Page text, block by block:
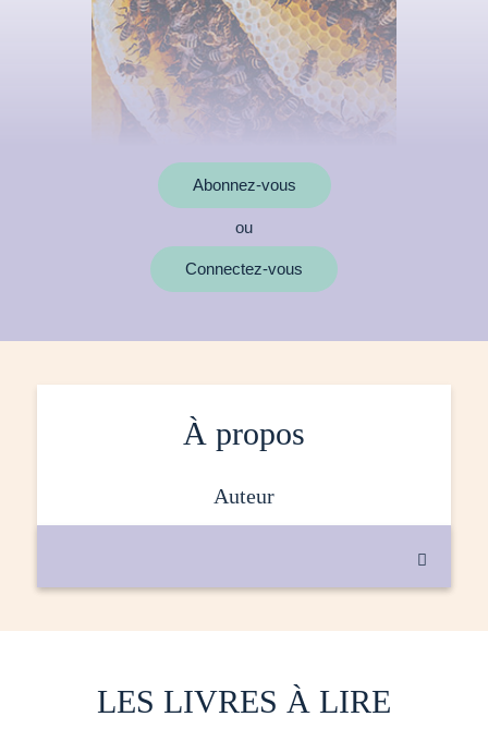
Abonnez-vous
ou
Connectez-vous
À propos
auteur

LES LIVRES À LIRE